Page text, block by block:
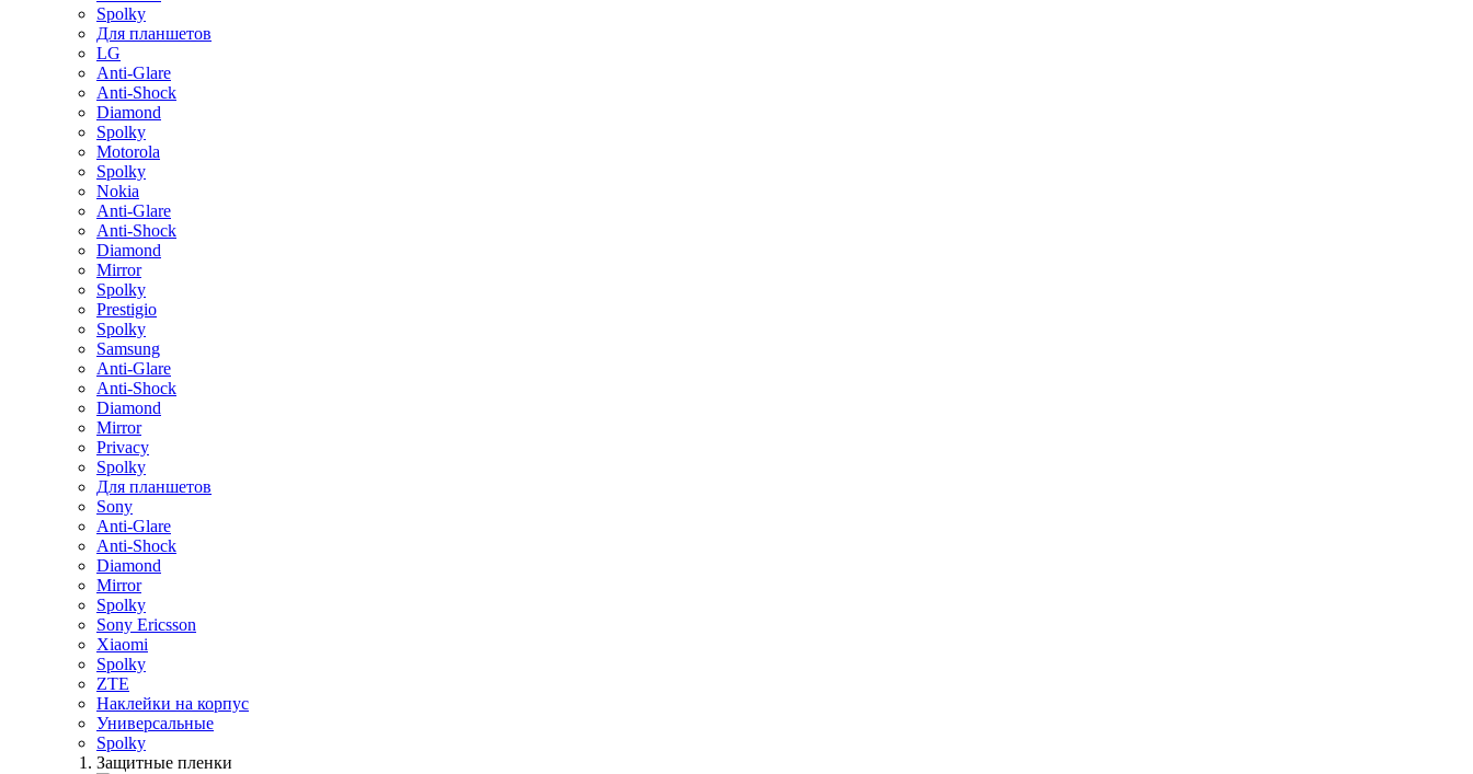
Spolky
Для планшетов
LG
Anti-Glare
Anti-Shock
Diamond
Spolky
Motorola
Spolky
Nokia
Anti-Glare
Anti-Shock
Diamond
Mirror
Spolky
Prestigio
Spolky
Samsung
Anti-Glare
Anti-Shock
Diamond
Mirror
Privacy
Spolky
Для планшетов
Sony
Anti-Glare
Anti-Shock
Diamond
Mirror
Spolky
Sony Ericsson
Xiaomi
Spolky
ZTE
Наклейки на корпус
Универсальные
Spolky
Защитные пленки